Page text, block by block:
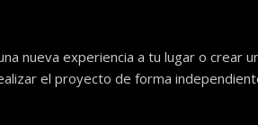
nueva experiencia a tu lugar o crear
el proyecto de forma